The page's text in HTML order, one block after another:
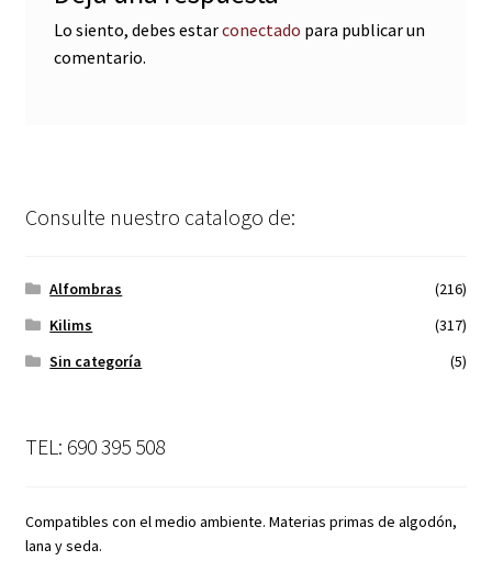
Lo siento, debes estarconectado para publicar un
comentario.
Consulte nuestro catalogo de:
Alfombras
(216)
Kilims
(317)
Sin categoría
(5)
TEL: 690 395 508
Compatibles con el medio ambiente. Materias primas de algodón,
lana y seda.